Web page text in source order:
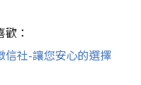
：
信社-讓您安心的選擇